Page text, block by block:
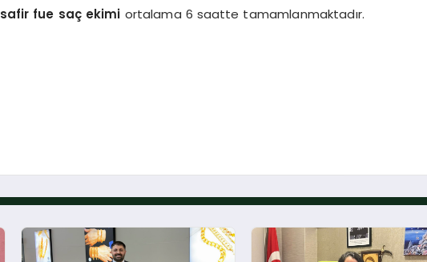
safir fue saç ekimi ortalama 6 saatte tamamlanmaktadır.